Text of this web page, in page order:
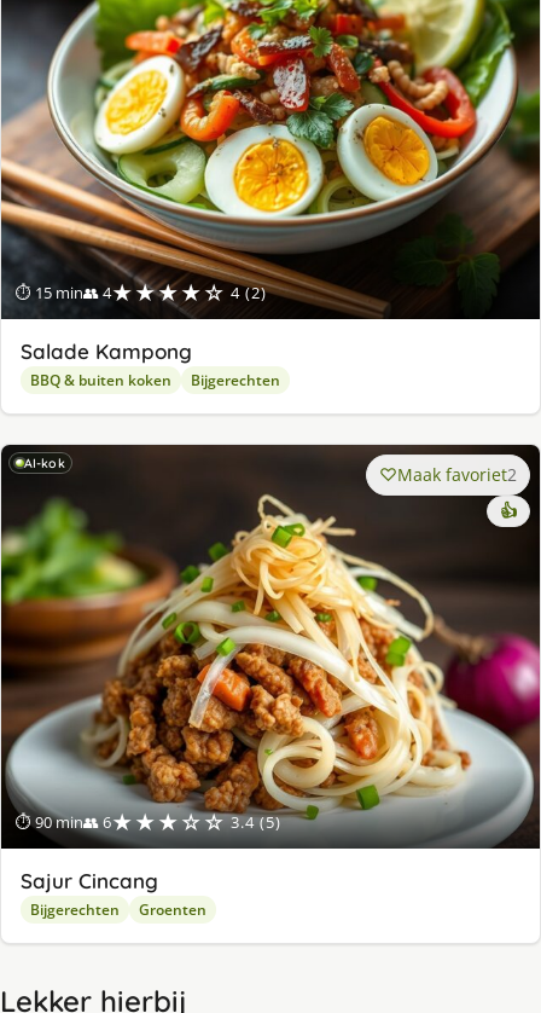
⏱ 15 min👥 4★★★★☆ 4 (2)
Salade Kampong
BBQ & buiten koken Bijgerechten
AI-kok
⏱ 90 min👥 6★★★☆☆ 3.4 (5)
Maak favoriet2
👍
Sajur Cincang
Bijgerechten Groenten
Lekker hierbij